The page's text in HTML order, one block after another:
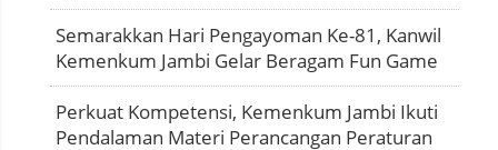
Semarakkan Hari Pengayoman Ke-81, Kanwil
Kemenkum Jambi Gelar Beragam Fun Game
Perkuat Kompetensi, Kemenkum Jambi Ikuti
Pendalaman Materi Perancangan Peraturan